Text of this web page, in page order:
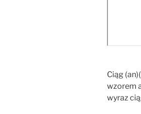
Ciąg
wzorem
wyraz